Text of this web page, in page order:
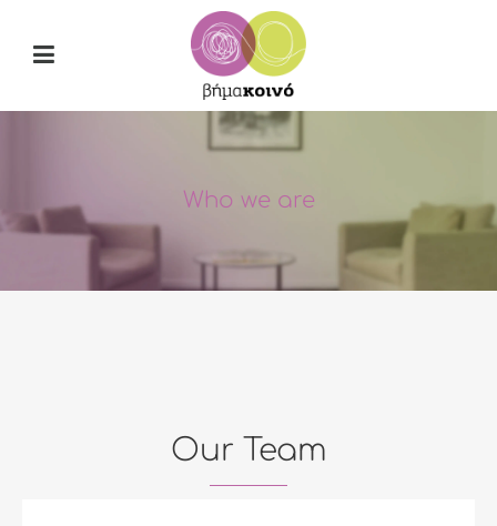
Who we are
Our Team